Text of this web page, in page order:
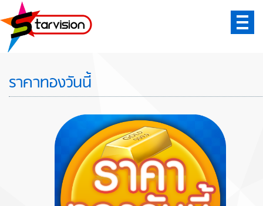
: MID :
LOGOUT
ติดต่อเรา
ราคาทองวันนี้